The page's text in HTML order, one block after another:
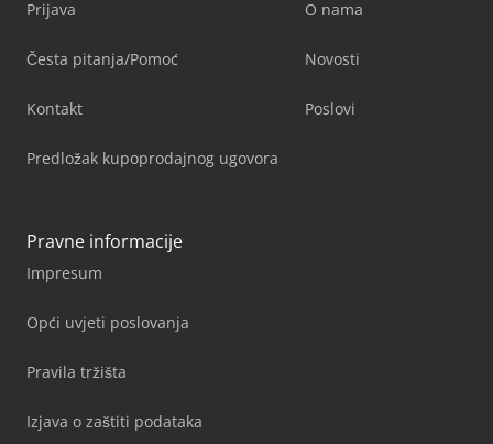
Prijava
Česta pitanja/Pomoć
Kontakt
Predložak kupoprodajnog ugovora
O nama
Novosti
Poslovi
Pravne informacije
Impresum
Opći uvjeti poslovanja
Pravila tržišta
Izjava o zaštiti podataka